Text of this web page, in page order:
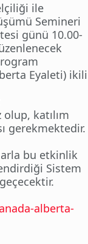
ile
Semineri
günü 10.00-
Eyaleti) ikili
katılım
gerekmektedir.
bu etkinlik
Sistem
alberta-